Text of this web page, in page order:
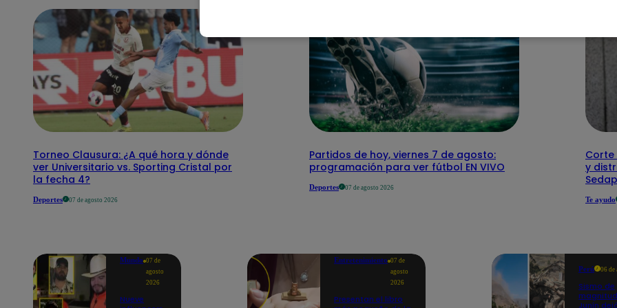
Torneo Clausura: ¿A qué hora y dónde
ver Universitario vs. Sporting Cristal por
la fecha 4?
Deportes 07 de agosto 2026
Partidos de hoy, viernes 7 de agosto:
programación para ver fútbol EN VIVO
Deportes 07 de agosto 2026
Corte
y
Te ayudo
Mundo 07 de
agosto
2026
Nueve
Entretenimiento 07 de
agosto
2026
Presentan el libro
Perú 06 de
Sismo de
Junín